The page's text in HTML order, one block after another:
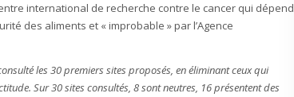
international de recherche contre le cancer qui dépend
des aliments et « improbable » par l’Agence
les 30 premiers sites proposés, en éliminant ceux qui
Sur 30 sites consultés, 8 sont neutres, 16 présentent des